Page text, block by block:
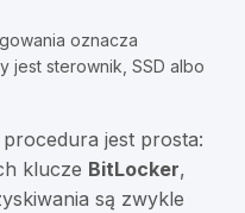
oznacza
jest sterownik, SSD albo
jest prosta:
klucze BitLocker,
są zwykle